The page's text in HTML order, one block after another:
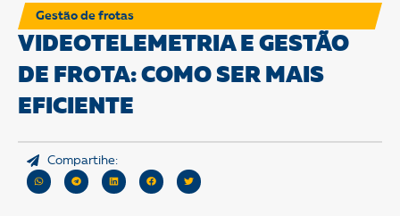
Gestão de frotas
VIDEOTELEMETRIA E GESTÃO
DE FROTA: COMO SER MAIS
EFICIENTE
Compartihe: